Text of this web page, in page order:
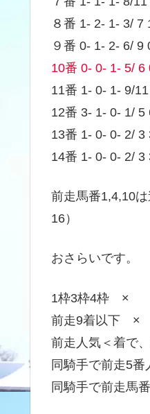
８番 1- 2- 1- 3/ 7
９番 0- 1- 2- 6/ 9
10番 0- 0- 1- 5/ 6
11番 1- 0- 1- 9/
12番 3- 1- 0- 1/ 5
13番 1- 0- 0- 2/ 3
14番 1- 0- 0- 2/ 3
前走馬番1,4,10
16）
おさらいです。
1枠3枠4枠 ×
前走9着以下 ×
前走人気＜着で
同騎手で前走5
同騎手で前走馬